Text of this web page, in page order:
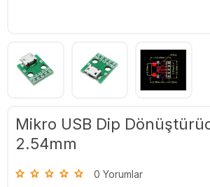
Mikro USB Dip
2.54mm
0 Yorumlar